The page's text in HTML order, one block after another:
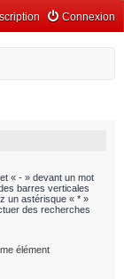
Connexion
« - » devant un mot
barres verticales
un astérisque « * »
des recherches
élément